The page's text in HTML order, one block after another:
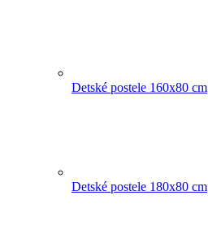
Detské postele 160x80 cm
Detské postele 180x80 cm